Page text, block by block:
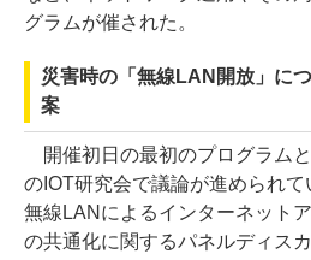
グラムが催された。
災害時の「無線LAN開放」に
案
開催初日の最初のプログラム
のIOT研究会で議論が進められ
無線LANによるインターネット
の共通化に関するパネルディス